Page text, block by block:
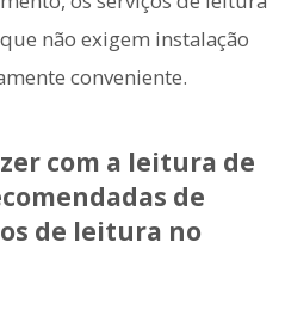
não exigem instalação
conveniente.
com a leitura de
de
de leitura no